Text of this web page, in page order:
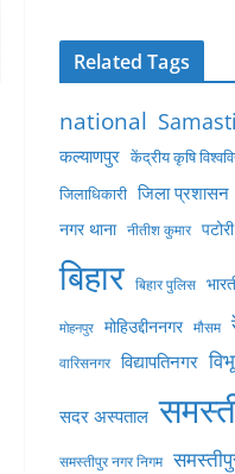
Related Tags
national
कल्याणपुर केंद्रीय कृषि
जिलाधिकारी जिला प्रशासन
नगर थाना नीतीश कुमार पटोरी
बिहार बिहार पुलिस
मोहनपुर मोहिउद्दीननगर मौसम
वारिसनगर विद्यापतिनगर
सदर अस्पताल
समस्तीपुर नगर निगम